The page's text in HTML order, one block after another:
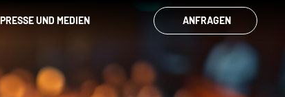
PRESSE UND MEDIEN ANFRAGEN